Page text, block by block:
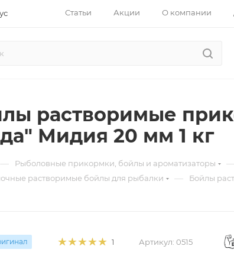
Статьи Акции О компании
растворимые
Мидия 20 мм 1 кг
— Рыболовные прикормки, бойлы и ароматизаторы
растворимые бойлы для рыбалки — Бойлы
1 Артикул: 0515